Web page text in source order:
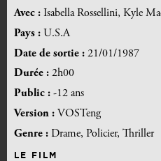
Avec : Isabella Rossellini, Kyle
Pays : U.S.A
Date de sortie : 21/01/1987
Durée : 2h00
Public : -12 ans
Version : VOSTeng
Genre : Drame, Policier, Thriller
LE FILM